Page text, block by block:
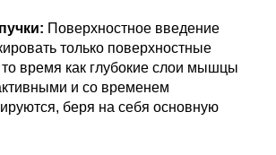
Поверхностное введение
только поверхностные
то время как глубокие слои мышцы
и со временем
беря на себя основную